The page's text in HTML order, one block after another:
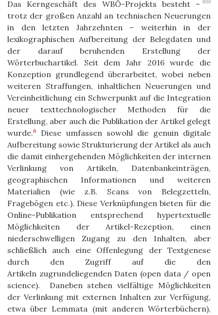
Das Kerngeschäft des WBÖ-Projekts besteht –
trotz der großen Anzahl an technischen Neuerungen
in den letzten Jahrzehnten – weiterhin in der
lexikographischen Aufbereitung der Belegdaten und
der darauf beruhenden Erstellung der
Wörterbuchartikel. Seit dem Jahr 2016 wurde die
Konzeption grundlegend überarbeitet, wobei neben
weiteren Straffungen, inhaltlichen Neuerungen und
Vereinheitlichung ein Schwerpunkt auf die Integration
neuer texttechnologischer Methoden für die
Erstellung, aber auch die Publikation der Artikel gelegt
wurde.6
Diese umfassen sowohl die genuin digitale
Aufbereitung sowie Strukturierung der Artikel als auch
die damit einhergehenden Möglichkeiten der internen
Verlinkung von Artikeln, Datenbankeinträgen,
geographischen Informationen und weiteren
Materialien (wie z.B. Scans von Belegzetteln,
Fragebögen etc.). Diese Verknüpfungen bieten für die
Online-Publikation entsprechend hypertextuelle
Möglichkeiten der Artikel-Rezeption, einen
niederschwelligen Zugang zu den Inhalten, aber
schließlich auch eine Offenlegung der Textgenese
durch den Zugriff auf die den
Artikeln zugrundeliegenden Daten (open data / open
science). Daneben stehen vielfältige Möglichkeiten
der Verlinkung mit externen Inhalten zur Verfügung,
etwa über Lemmata (mit anderen Wörterbüchern),